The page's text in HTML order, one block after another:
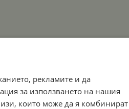
рекламите и да
за използването на нашия
които може да я комбинират